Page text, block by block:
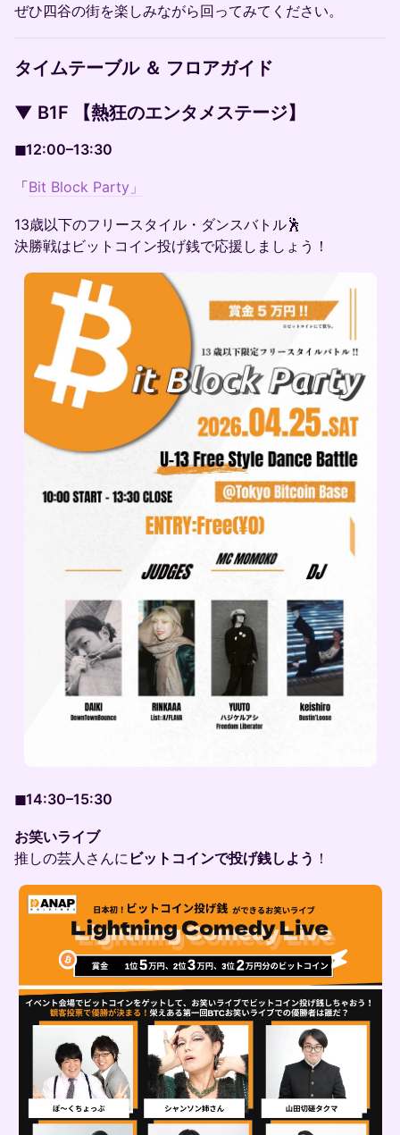
​ぜひ四谷の街を楽しみながら回ってみてください。
タイムテーブル ＆ フロアガイド
▼ B1F 【熱狂のエンタメステージ】
◼︎12:00–13:30
「Bit Block Party」
13歳以下のフリースタイル・ダンスバトル🕺
決勝戦はビットコイン投げ銭で応援しましょう！
◼︎14:30–15:30
お笑いライブ
推しの芸人さんに ビットコインで投げ銭しよう ！